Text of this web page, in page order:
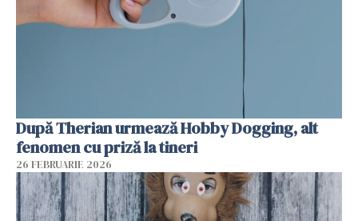
După Therian urmează Hobby Dogging, alt
fenomen cu priză la tineri
26 FEBRUARIE 2026